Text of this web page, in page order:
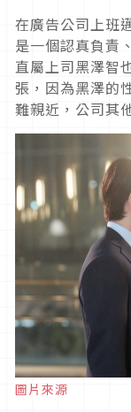
在廣告公司上班
是一個認真負責
直屬上司黑澤智
張，因為黑澤的
難親近，公司其
圖片來源